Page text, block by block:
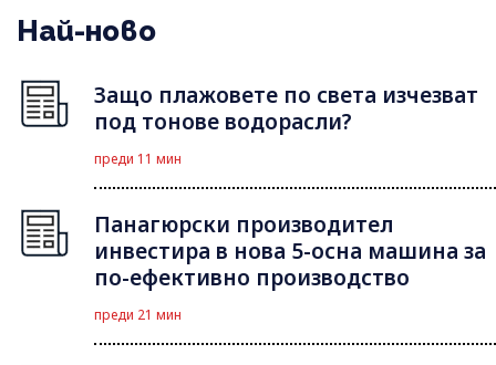
Най-ново
Защо плажовете по света изчезват
под тонове водорасли?
преди 11 мин
Панагюрски производител
инвестира в нова 5-осна машина за
по-ефективно производство
преди 21 мин